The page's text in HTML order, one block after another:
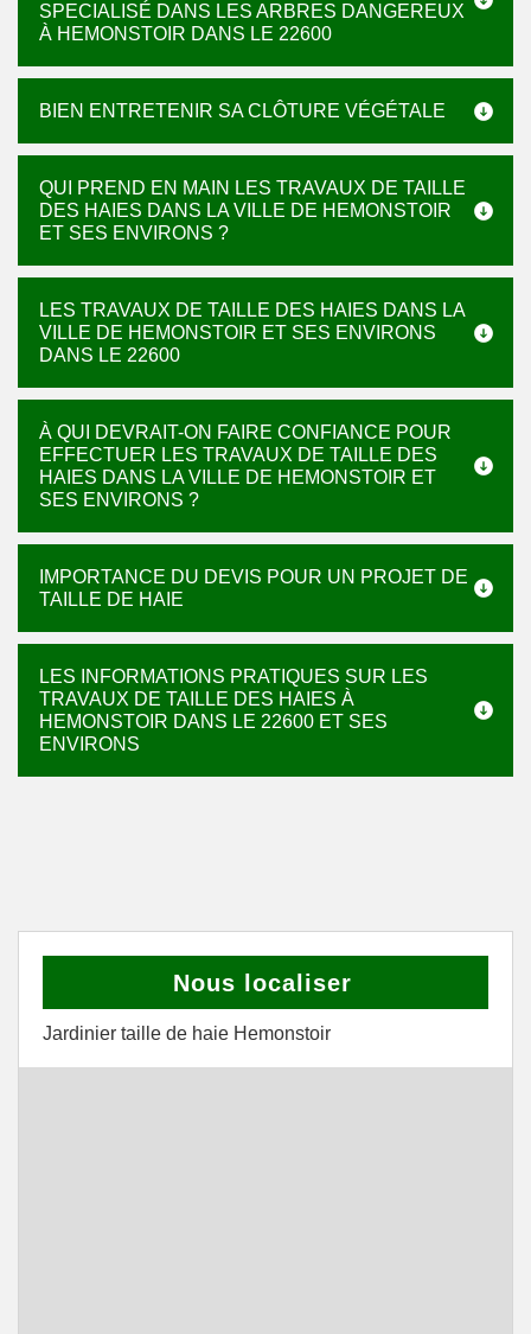
SPECIALISÉ DANS LES ARBRES DANGEREUX
À HEMONSTOIR DANS LE 22600
BIEN ENTRETENIR SA CLÔTURE VÉGÉTALE
QUI PREND EN MAIN LES TRAVAUX DE TAILLE
DES HAIES DANS LA VILLE DE HEMONSTOIR
ET SES ENVIRONS ?
LES TRAVAUX DE TAILLE DES HAIES DANS LA
VILLE DE HEMONSTOIR ET SES ENVIRONS
DANS LE 22600
À QUI DEVRAIT-ON FAIRE CONFIANCE POUR
EFFECTUER LES TRAVAUX DE TAILLE DES
HAIES DANS LA VILLE DE HEMONSTOIR ET
SES ENVIRONS ?
IMPORTANCE DU DEVIS POUR UN PROJET DE
TAILLE DE HAIE
LES INFORMATIONS PRATIQUES SUR LES
TRAVAUX DE TAILLE DES HAIES À
HEMONSTOIR DANS LE 22600 ET SES
ENVIRONS
Nous localiser
Jardinier taille de haie Hemonstoir